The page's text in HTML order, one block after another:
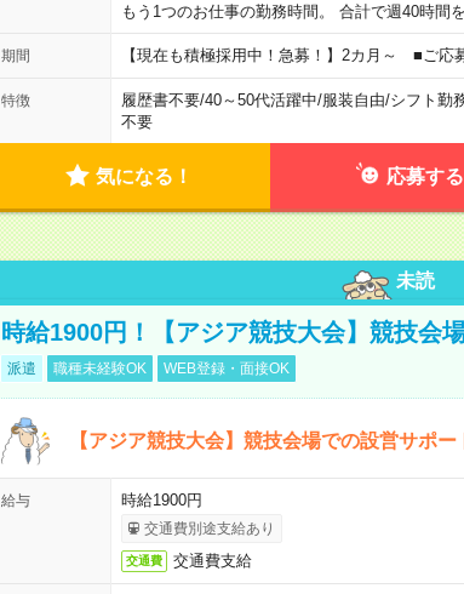
もう1つのお仕事の勤務時間。 合計で週40時間
期間 【現在も積極採用中！急募！】2カ月～ ■ご応
特徴 履歴書不要/40～50代活躍中/服装自由/シフト勤
不要
気になる！ 応募する
未読
時給1900円！【アジア競技大会】競技会
派遣 職種未経験OK WEB登録・面接OK
【アジア競技大会】競技会場での設営サポー
給与 時給1900円
交通費別途支給あり
交通費 交通費支給